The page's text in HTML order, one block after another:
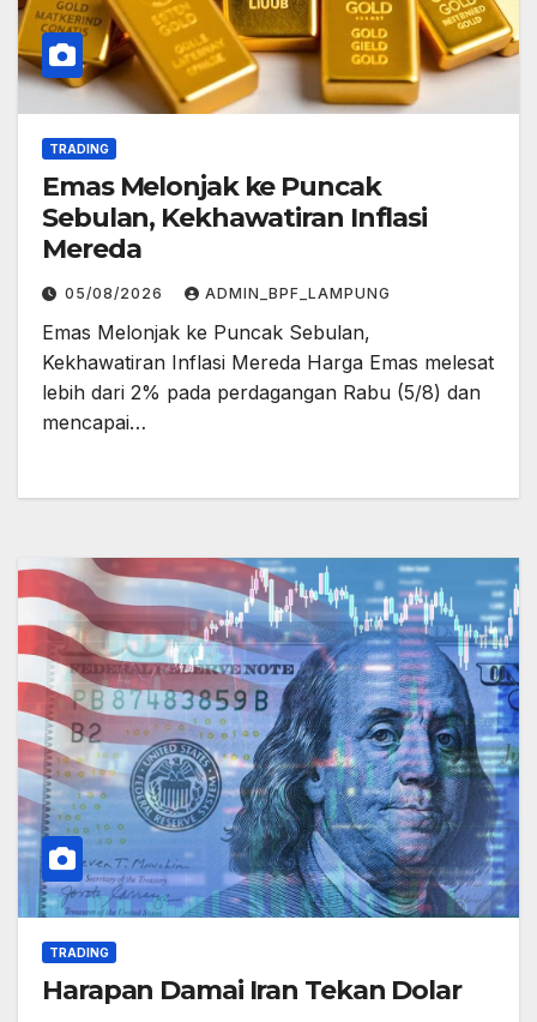
TRADING
Emas Melonjak ke Puncak
Sebulan, Kekhawatiran Inflasi
Mereda
05/08/2026 ADMIN_BPF_LAMPUNG
Emas Melonjak ke Puncak Sebulan,
Kekhawatiran Inflasi Mereda Harga Emas melesat
lebih dari 2% pada perdagangan Rabu (5/8) dan
mencapai…
TRADING
Harapan Damai Iran Tekan Dolar